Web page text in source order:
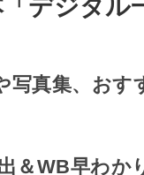
デジタル
写真集、おす
＆WB早わか